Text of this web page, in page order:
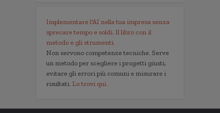
Implementare l'AI nella tua impresa senza
sprecare tempo e soldi. Il libro con il
metodo e gli strumenti.
Non servono competenze tecniche. Serve
un metodo per scegliere i progetti giusti,
evitare gli errori più comuni e misurare i
risultati. Lo trovi qui.